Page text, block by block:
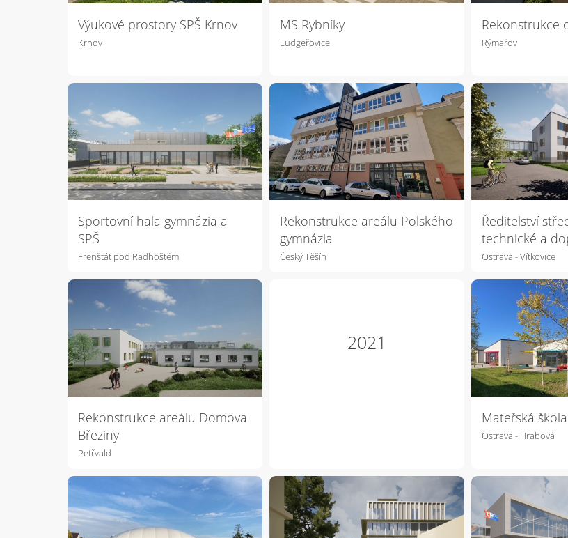
Výukové prostory SPŠ Krnov
Krnov
MS Rybníky
Ludgeřovice
Rekonstrukce
Rýmařov
Sportovní hala gymnázia a
SPŠ
Frenštát pod Radhoštěm
Rekonstrukce areálu Polského
gymnázia
Český Těšín
Ředitelství
technické a
Ostrava - Vítkovice
Rekonstrukce areálu Domova
Březiny
Petřvald
2021
Mateřská škola
Ostrava - Hrabová